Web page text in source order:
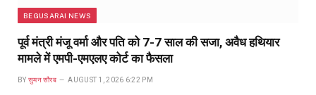
BEGUSARAI NEWS
पूर्व मंत्री मंजू वर्मा और पति को 7-7 साल की सजा, अवैध हथियार
मामले में एमपी-एमएलए कोर्ट का फैसला
BY सुमन सौरब AUGUST 1, 2026 6:22 PM